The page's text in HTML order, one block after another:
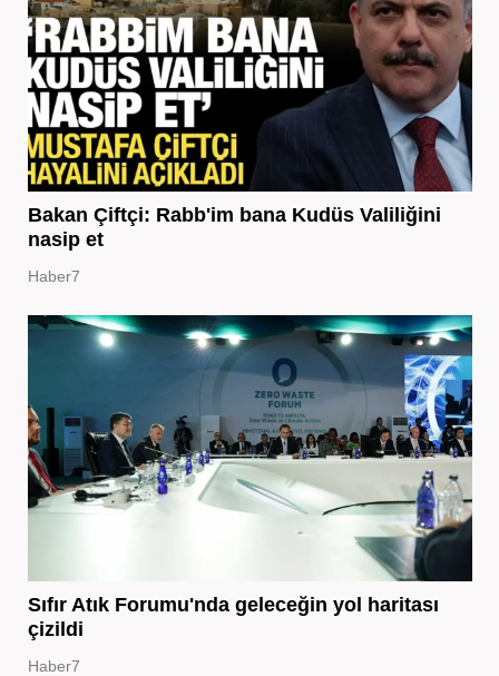
Bakan Çiftçi: Rabb'im bana Kudüs Valiliğini
nasip et
Haber7
Sıfır Atık Forumu'nda geleceğin yol haritası
çizildi
Haber7